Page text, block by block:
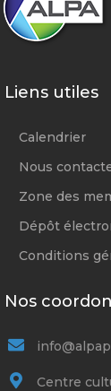
Liens utiles
Calendrier
Nous
Zone des
Dépôt
Conditions
Nos
Centre